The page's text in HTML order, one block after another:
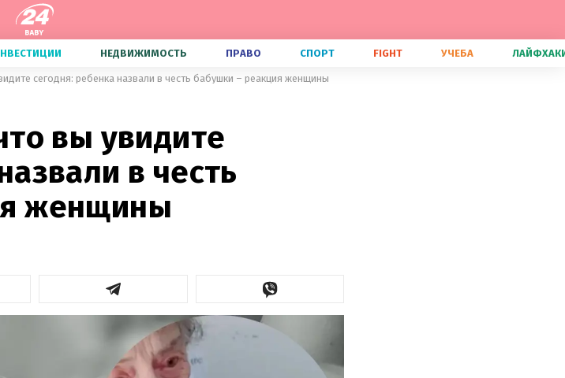
НЕДВИЖИМОСТЬ ПРАВО СПОРТ FIGHT УЧЕБА
сегодня: ребенка назвали в честь бабушки – реакция женщины
вы увидите
в честь
женщины